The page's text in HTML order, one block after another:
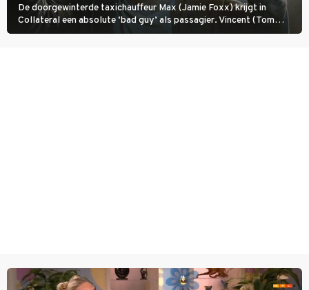
De doorgewinterde taxichauffeur Max (Jamie Foxx) krijgt in
Collateral een absolute ‘bad guy’ als passagier. Vincent (Tom
Cruise) heeft hem nodig om hem de stad door te loodsen om een